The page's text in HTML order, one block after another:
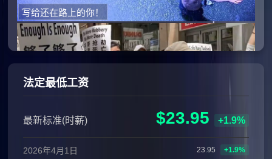
写给还在路上的你！
奥克兰华人街头抗议犯罪率上升
法定最低工资
最新标准(时薪) $23.95 +1.9%
2026年4月1日 23.95 +1.9%